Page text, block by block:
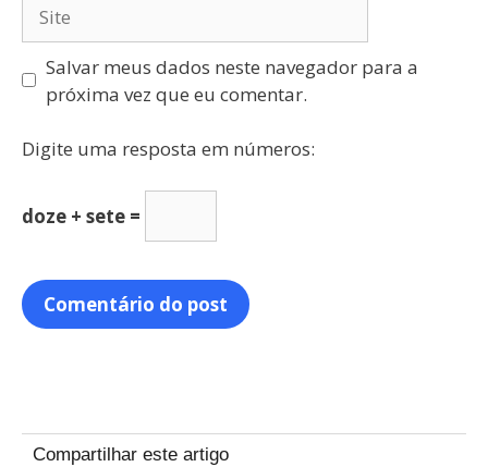
Salvar meus dados neste navegador para a
próxima vez que eu comentar.
Digite uma resposta em números:
doze + sete =
Compartilhar este artigo